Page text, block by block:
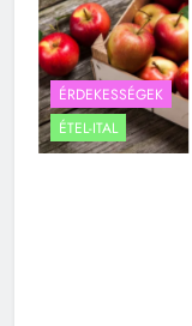
ÉRDEKESSÉGEK
ÉTEL-ITAL